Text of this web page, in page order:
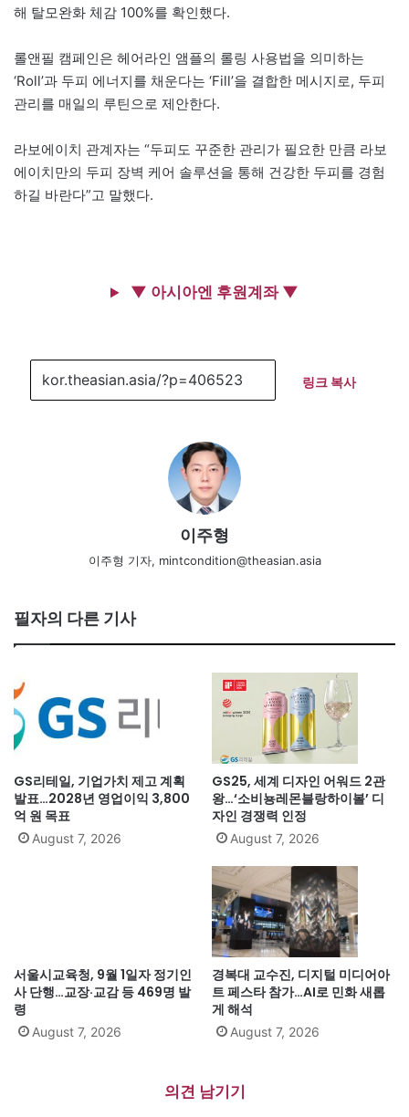
해 탈모완화 체감 100%를 확인했다.
롤앤필 캠페인은 헤어라인 앰플의 롤링 사용법을 의미하는
‘Roll’과 두피 에너지를 채운다는 ‘Fill’을 결합한 메시지로, 두피
관리를 매일의 루틴으로 제안한다.
라보에이치 관계자는 “두피도 꾸준한 관리가 필요한 만큼 라보
에이치만의 두피 장벽 케어 솔루션을 통해 건강한 두피를 경험
하길 바란다”고 말했다.
▼ 아시아엔 후원계좌 ▼
링크 복사
이주형
이주형 기자, mintcondition@theasian.asia
필자의 다른 기사
GS리테일, 기업가치 제고 계획
발표…2028년 영업이익 3,800
억 원 목표
August 7, 2026
GS25, 세계 디자인 어워드 2관
왕…‘소비뇽레몬블랑하이볼’ 디
자인 경쟁력 인정
August 7, 2026
서울시교육청, 9월 1일자 정기인
사 단행…교장·교감 등 469명 발
령
August 7, 2026
경복대 교수진, 디지털 미디어아
트 페스타 참가…AI로 민화 새롭
게 해석
August 7, 2026
의견 남기기